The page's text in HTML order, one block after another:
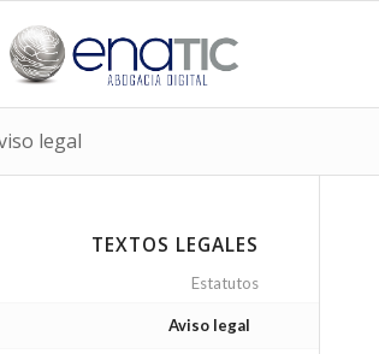
legal
TEXTOS LEGALES
Estatutos
Aviso legal